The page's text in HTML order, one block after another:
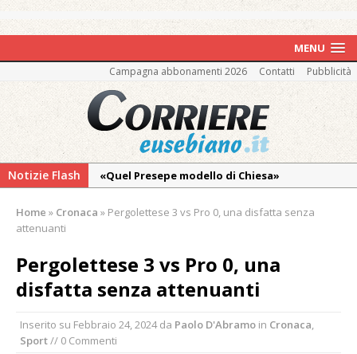
MENU
Campagna abbonamenti 2026 Contatti Pubblicità
Notizie Flash
«Quel Presepe modello di Chiesa»
Ringraziamento: convegno, messa e
Incendio sul Monte Barone: si estende il
fronte. Evacuato il rifugio e chiusi tutti i
Vercelli: in alcune vie nuova tracciatura delle
Home » Cronaca » Pergolettese 3 vs Pro 0, una disfatta senza
attenuanti
Pergolettese 3 vs Pro 0, una
disfatta senza attenuanti
Inserito su Febbraio 24, 2024da Paolo D'Abramo in Cronaca
Sport// 0 Commenti